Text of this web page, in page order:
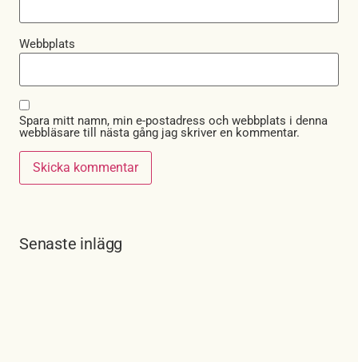
Webbplats
Spara mitt namn, min e-postadress och webbplats i denna
webbläsare till nästa gång jag skriver en kommentar.
Senaste inlägg